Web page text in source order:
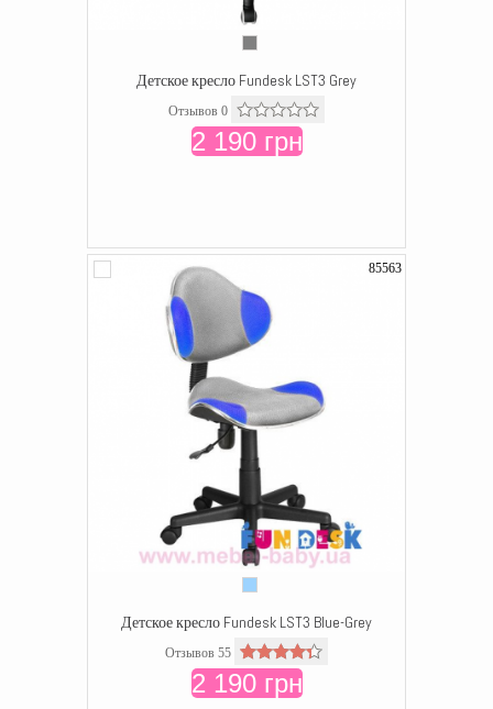
Детское кресло Fundesk LST3 Grey
Отзывов 0
2 190 грн
85563
Детское кресло Fundesk LST3 Blue-Grey
Отзывов 55
2 190 грн